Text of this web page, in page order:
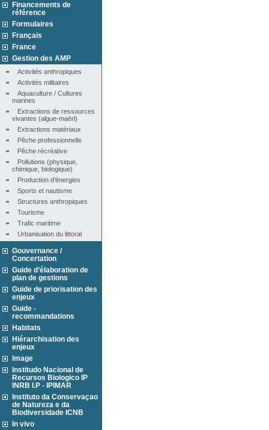
Financements de
référence
Formulaires
Français
France
Gestion des AMP
Activités anthropiques
Activités militaires
Aquaculture / Cultures
marines
Extractions de ressources
vivantes (algue-maërl)
Extractions matériaux
Pêche professionnelle
Pêche récréative
Pollutions (physique,
chimique, biologique)
Production d'énergies
Sports et nautisme
Structures anthropiques
Tourisme
Trafic maritime
Urbanisation du littoral
Gouvernance /
Concertation
Guide d’élaboration de
plan de gestions
Guide de priorisation des
enjeux
Guide -
recommandations
Habitats
Hiérarchisation des
enjeux
Image
Institudo Nacional de
Recursos Biologico IP
INRB I.P - IPIMAR
Instituto da Conservaçao
de Natureza e da
Biodiversidade ICNB
In vivo